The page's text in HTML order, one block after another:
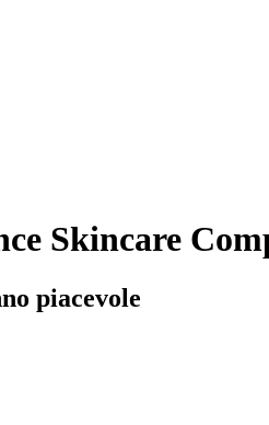
Skincare
piacevole